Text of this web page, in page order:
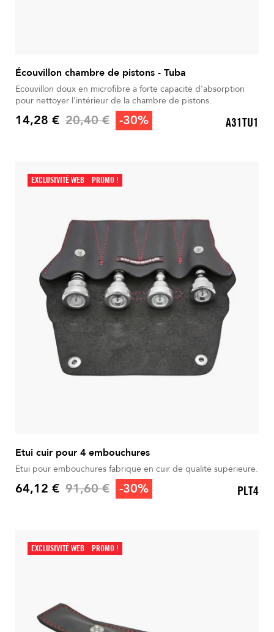
Écouvillon chambre de pistons - Tuba
Écouvillon doux en microfibre à forte capacité d'absorption
pour nettoyer l'intérieur de la chambre de pistons.
Prix
14,28 € Prix de base
20,40 € -30% A31TU1
EXCLUSIVITÉ WEB PROMO !
Etui cuir pour 4 embouchures
Étui pour embouchures fabriqué en cuir de qualité supérieure.
Prix
64,12 € Prix de base
91,60 € -30% PLT4
EXCLUSIVITÉ WEB PROMO !